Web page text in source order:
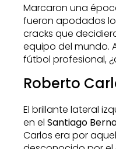
Marcaron una
fueron apodados
cracks que
equipo del mundo.
fútbol profesional,
Roberto
El brillante lateral
en el Santiago
Carlos era por